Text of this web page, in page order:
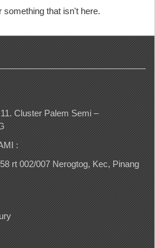
something that isn't here.
Cluster Palem Semi –
:
rt 002/007 Nerogtog, Kec, Pinang